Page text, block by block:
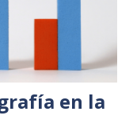
en la